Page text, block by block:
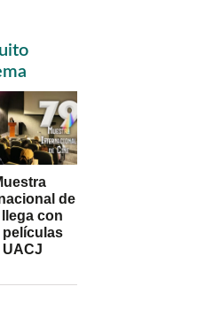
de
con
películas
UACJ